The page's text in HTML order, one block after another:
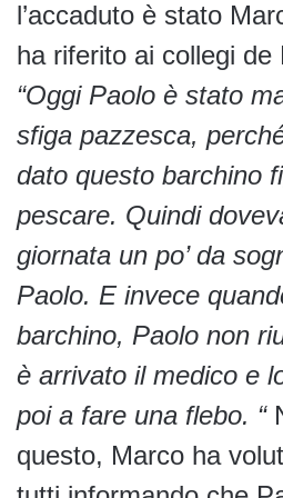
l’accaduto è stato
ha riferito ai collegi de
“Oggi Paolo è stato
sfiga pazzesca,
dato questo barchino
pescare. Quindi
giornata un po’ da
Paolo. E invece
barchino, Paolo non
è arrivato il medico e
poi a fare una flebo. “
questo, Marco ha